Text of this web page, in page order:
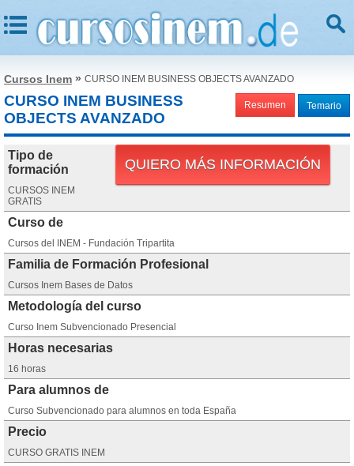
Cursos Inem » CURSO INEM BUSINESS OBJECTS AVANZADO
Resumen Temario
CURSO INEM BUSINESS
OBJECTS AVANZADO
QUIERO MÁS INFORMACIÓN
Tipo de
formación
CURSOS INEM
GRATIS
Curso de
Cursos del INEM - Fundación Tripartita
Familia de Formación Profesional
Cursos Inem Bases de Datos
Metodología del curso
Curso Inem Subvencionado Presencial
Horas necesarias
16 horas
Para alumnos de
Curso Subvencionado para alumnos en toda España
Precio
CURSO GRATIS INEM